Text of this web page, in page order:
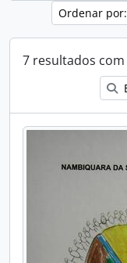
Ordenar
7 resultados